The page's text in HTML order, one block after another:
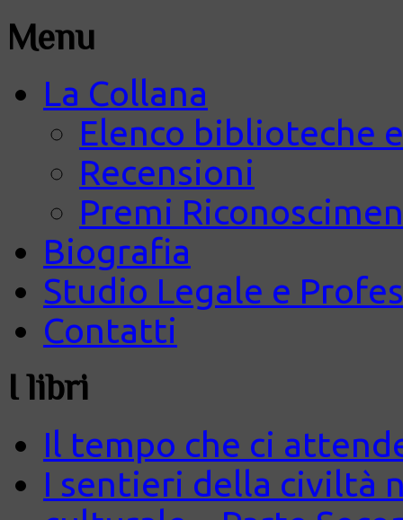
Menu
La Collana
Elenco biblioteche
Recensioni
Premi
Biografia
Studio Legale e
Contatti
I libri
Il tempo che ci
I sentieri della civiltà